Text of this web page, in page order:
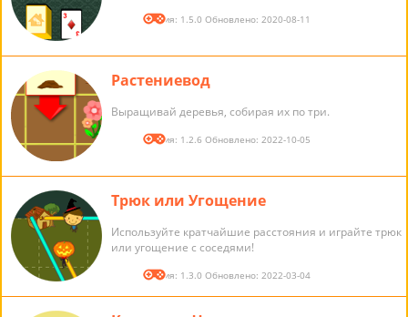
Версия: 1.5.0 Обновлено: 2020-08-11
Растениевод
Выращивай деревья, собирая их по три.
Версия: 1.2.6 Обновлено: 2022-10-05
Трюк или Угощение
Используйте кратчайшие расстояния и играйте трюк
или угощение с соседями!
Версия: 1.3.0 Обновлено: 2022-03-04